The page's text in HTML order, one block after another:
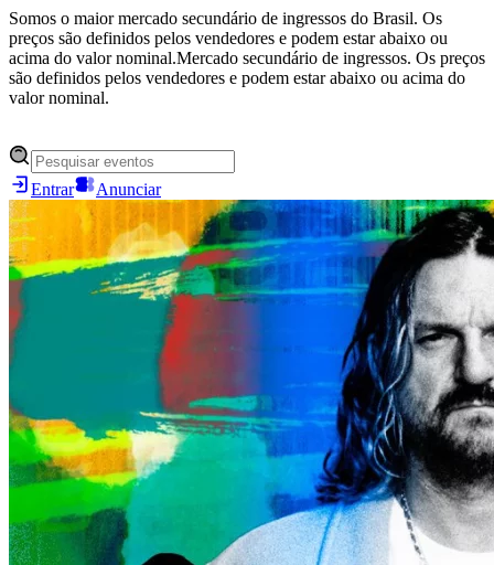
Somos o maior mercado secundário de ingressos do Brasil. Os
preços são definidos pelos vendedores e podem estar abaixo ou
acima do valor nominal.Mercado secundário de ingressos. Os preços
são definidos pelos vendedores e podem estar abaixo ou acima do
valor nominal.
Entrar Anunciar